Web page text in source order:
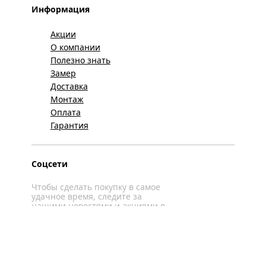
Информация
Акции
О компании
Полезно знать
Замер
Доставка
Монтаж
Оплата
Гарантия
Соцсети
Чтобы сделать покупку в самое
удачное время, следите за
нашими новостями и акциями в